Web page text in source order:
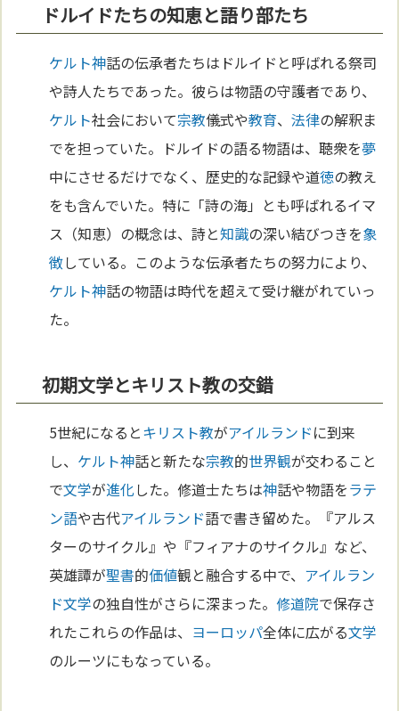
ドルイドたちの知恵と語り部たち
ケルト神話の伝承者たちはドルイドと呼ばれる祭司
や詩人たちであった。彼らは物語の守護者であり、
ケルト社会において宗教儀式や教育、法律の解釈ま
でを担っていた。ドルイドの語る物語は、聴衆を夢
中にさせるだけでなく、歴史的な記録や道徳の教え
をも含んでいた。特に「詩の海」とも呼ばれるイマ
ス（知恵）の概念は、詩と知識の深い結びつきを象
徴している。このような伝承者たちの努力により、
ケルト神話の物語は時代を超えて受け継がれていっ
た。
初期文学とキリスト教の交錯
5世紀になるとキリスト教がアイルランドに到来
し、 ケルト神話と新たな宗教的世界観が交わること
で文学が進化した。修道士たちは神話や物語をラテ
ン語や古代アイルランド語で書き留めた。『アルス
ターのサイクル』や『フィアナのサイクル』など、
英雄譚が聖書的価値観と融合する中で、 アイルラン
ド文学の独自性がさらに深まった。修道院で保存さ
れたこれらの作品は、 ヨーロッパ全体に広がる文学
のルーツにもなっている。